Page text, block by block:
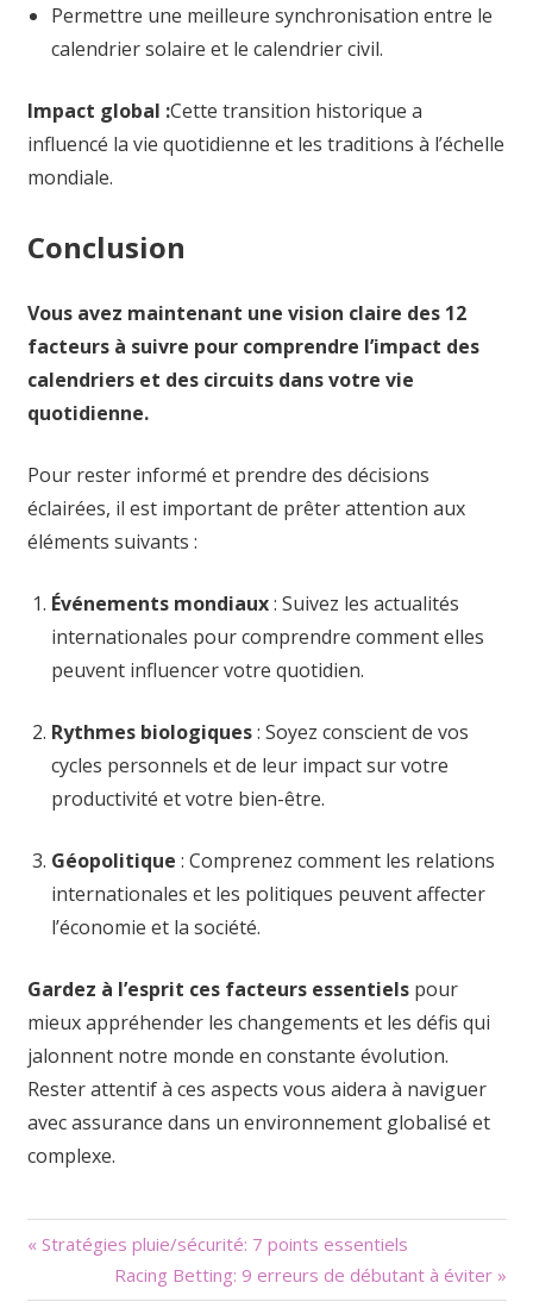
Permettre une meilleure synchronisation entre le
calendrier solaire et le calendrier civil.
Impact global :Cette transition historique a
influencé la vie quotidienne et les traditions à l’échelle
mondiale.
Conclusion
Vous avez maintenant une vision claire des 12
facteurs à suivre pour comprendre l’impact des
calendriers et des circuits dans votre vie
quotidienne.
Pour rester informé et prendre des décisions
éclairées, il est important de prêter attention aux
éléments suivants :
Événements mondiaux: Suivez les actualités
internationales pour comprendre comment elles
peuvent influencer votre quotidien.
Rythmes biologiques: Soyez conscient de vos
cycles personnels et de leur impact sur votre
productivité et votre bien-être.
Géopolitique : Comprenez comment les relations
internationales et les politiques peuvent affecter
l’économie et la société.
Gardez à l’esprit ces facteurs essentielspour
mieux appréhender les changements et les défis qui
jalonnent notre monde en constante évolution.
Rester attentif à ces aspects vous aidera à naviguer
avec assurance dans un environnement globalisé et
complexe.
Navigation
de
« Stratégies pluie/sécurité: 7 points essentiels
Racing Betting: 9 erreurs de débutant à éviter »